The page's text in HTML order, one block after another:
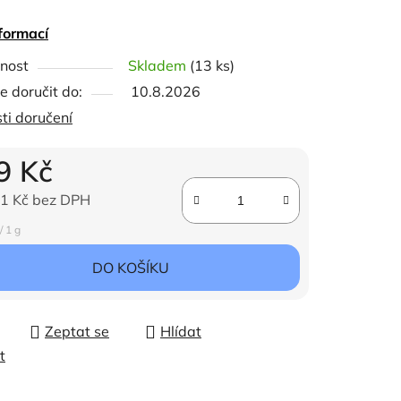
Skladem (13 ks)
doručit do:
10.8.2026
doručení
Kč
Kč bez DPH
1 g
DO KOŠÍKU
Zeptat se
Hlídat